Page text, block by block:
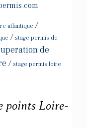
atlantique /
/ stage permis de
de
/ stage permis loire
points Loire-